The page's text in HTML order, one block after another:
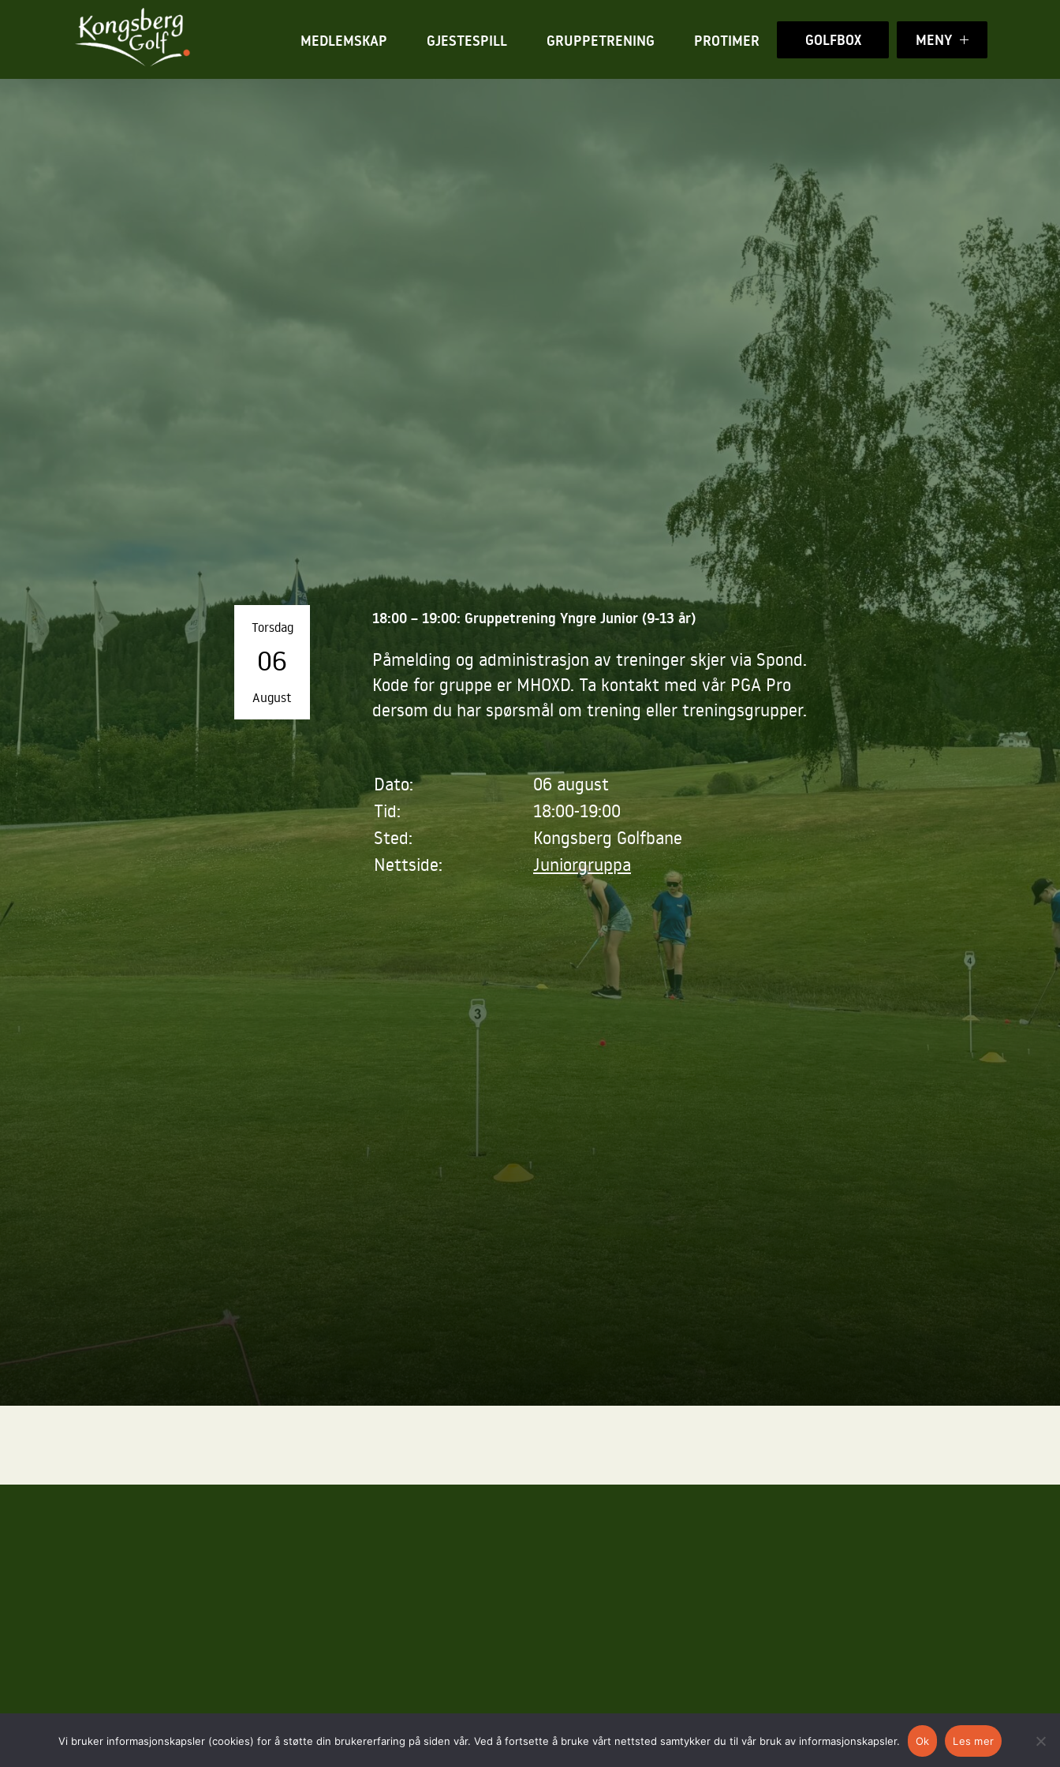
MEDLEMSKAP GJESTESPILL GRUPPETRENING PROTIMER GOLFBOX MENY
18:00 – 19:00: Gruppetrening Yngre Junior (9-13 år)
Påmelding og administrasjon av treninger skjer via Spond.
Kode for gruppe er MHOXD. Ta kontakt med vår PGA Pro
dersom du har spørsmål om trening eller treningsgrupper.
Dato:
06 august
Tid:
18:00-19:00
Sted:
Kongsberg Golfbane
Nettside:
Juniorgruppa
Torsdag
06
August
BESØKSADRESSE KONTAKT SOSIALE MEDIER
Vi bruker informasjonskapsler (cookies) for å støtte din brukererfaring på siden vår. Ved å fortsette å bruke vårt nettsted samtykker du til vår bruk av informasjonskapsler. Ok Les mer